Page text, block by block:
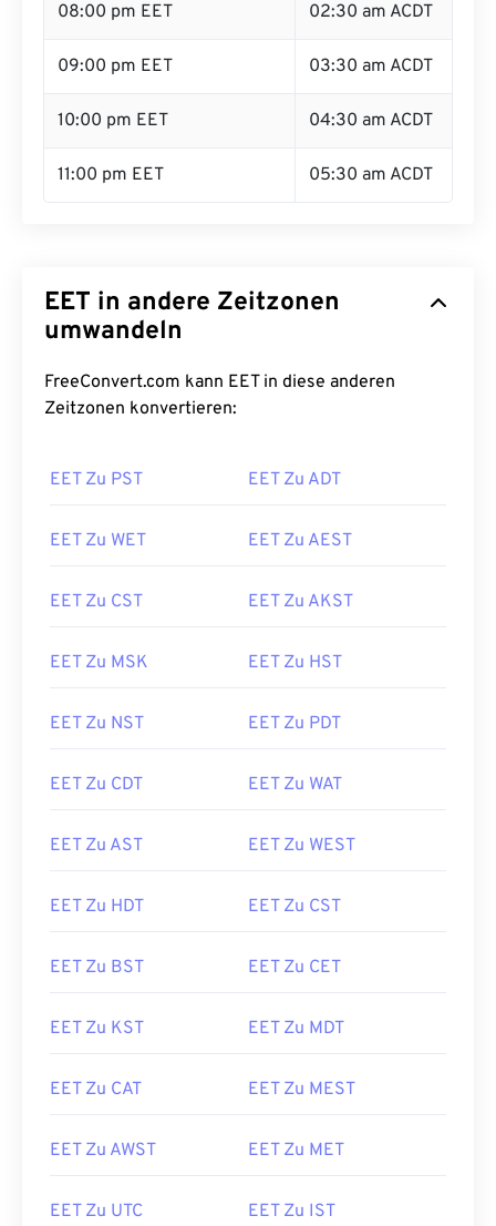
08:00 pm EET 02:30 am ACDT
09:00 pm EET 03:30 am ACDT
10:00 pm EET 04:30 am ACDT
11:00 pm EET 05:30 am ACDT
EET in andere Zeitzonen
umwandeln
FreeConvert.com kann EET in diese anderen
Zeitzonen konvertieren:
EET Zu PST EET Zu ADT
EET Zu WET EET Zu AEST
EET Zu CST EET Zu AKST
EET Zu MSK EET Zu HST
EET Zu NST EET Zu PDT
EET Zu CDT EET Zu WAT
EET Zu AST EET Zu WEST
EET Zu HDT EET Zu CST
EET Zu BST EET Zu CET
EET Zu KST EET Zu MDT
EET Zu CAT EET Zu MEST
EET Zu AWST EET Zu MET
EET Zu UTC EET Zu IST